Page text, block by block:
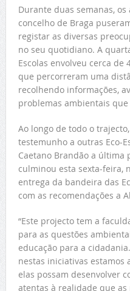
Durante duas semanas, os
concelho de Braga
registar as diversas
no seu quotidiano. A
Escolas envolveu cerca de
que percorreram uma
recolhendo informações,
problemas ambientais
Ao longo de todo o
testemunho a outras Eco-
Caetano Brandão a última
culminou esta sexta-feira,
entrega da bandeira das
com as recomendações a
“Este projecto tem a
para as questões
educação para a
nestas iniciativas estamos
elas possam desenvolver
atentas à realidade que